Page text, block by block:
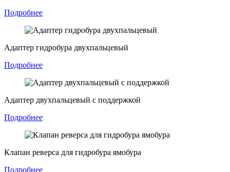
Подробнее
Адаптер гидробура двухпальцевый
Подробнее
Адаптер двухпальцевый с поддержкой
Подробнее
Клапан реверса для гидробура ямобура
Подробнее